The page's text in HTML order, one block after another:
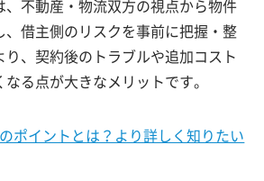
、不動産・物流双方の視点から物件
、借主側のリスクを事前に把握・整
、契約後のトラブルや追加コスト
る点が大きなメリットです。
ポイントとは？より詳しく知りたい